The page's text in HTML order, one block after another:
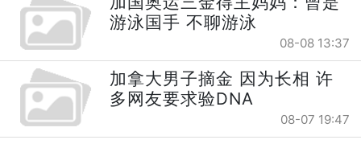
游泳国手 不聊游泳
08-08 13:37
加拿大男子摘金 因为长相 许
多网友要求验DNA
08-07 19:47